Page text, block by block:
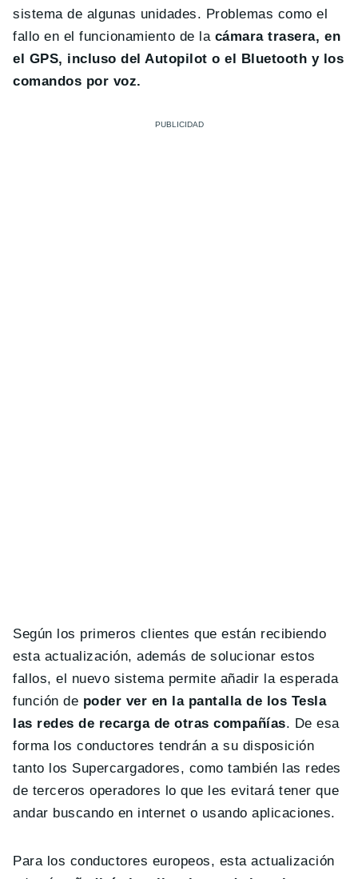
sistema de algunas unidades. Problemas como el
fallo en el funcionamiento de la cámara trasera, en
el GPS, incluso del Autopilot o el Bluetooth y los
comandos por voz.
Según los primeros clientes que están recibiendo
esta actualización, además de solucionar estos
fallos, el nuevo sistema permite añadir la esperada
función de poder ver en la pantalla de los Tesla
las redes de recarga de otras compañías. De esa
forma los conductores tendrán a su disposición
tanto los Supercargadores, como también las redes
de terceros operadores lo que les evitará tener que
andar buscando en internet o usando aplicaciones.
Para los conductores europeos, esta actualización